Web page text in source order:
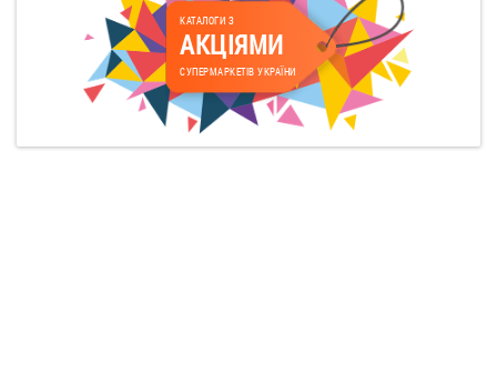
КАТАЛОГИ З
АКЦІЯМИ
СУПЕРМАРКЕТІВ УКРАЇНИ